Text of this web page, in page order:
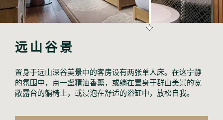
远山谷景
置身于远山深谷美景中的客房设有两张单人床。在这宁静
的氛围中，点一盏精油香薰，或躺在置身于群山美景的宽
敞露台的躺椅上，或浸泡在舒适的浴缸中，放松自我。